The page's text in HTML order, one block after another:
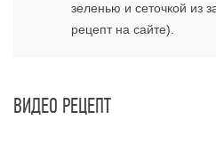
зеленью и сеточкой из
рецепт на сайте).
ВИДЕО РЕЦЕПТ